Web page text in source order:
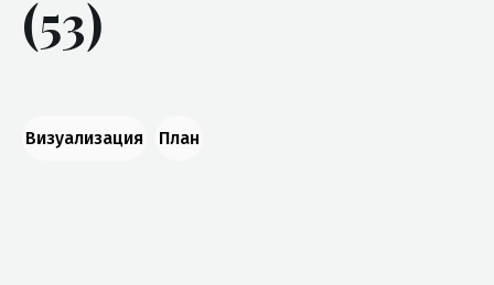
(53)
Визуализация План